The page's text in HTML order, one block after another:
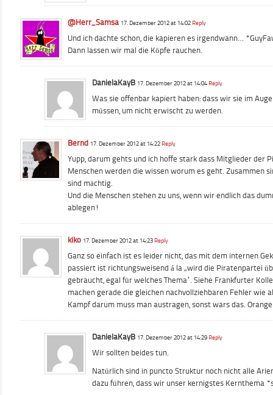
@Herr_Samsa 17. Dezember 2012 at 14:02 Reply
Und ich dachte schon, die kapieren es irgendwann…
Dann lassen wir mal die Köpfe rauchen.
DanielaKayB 17. Dezember 2012 at 14:04 Reply
Was sie offenbar kapiert haben: dass wir sie im
müssen, um nicht erwischt zu werden.
Bernd 17. Dezember 2012 at 14:22 Reply
Yupp, darum gehts und ich hoffe stark dass Mitglieder der
Menschen werden die wissen worum es geht. Zusammen
sind mächtig.
Und die Menschen stehen zu uns, wenn wir endlich das
ablegen!
kiko 17. Dezember 2012 at 14:23 Reply
Ganz so einfach ist es leider nicht, das mit dem internen
passiert ist richtungsweisend á la „wird die Piratenpartei
gebraucht, egal für welches Thema“. Siehe Frankfurter
machen gerade die gleichen nachvollziehbaren Fehler wie
Kampf darum muss man austragen, sonst wars das.
DanielaKayB 17. Dezember 2012 at 14:29 Reply
Wir sollten beides tun.
Natürlich sind in puncto Struktur noch nicht alle
dazu führen, dass wir unser kernigstes Kernthema